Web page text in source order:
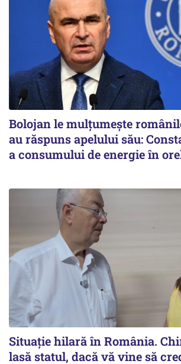
Bolojan le mulțumește
au răspuns apelului său:
a consumului de energie în
Situație hilară în România.
lasă statul, dacă vă vine să